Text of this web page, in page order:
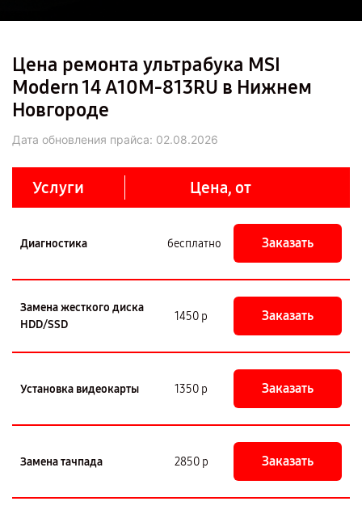
Цена ремонта ультрабука MSI
Modern 14 A10M-813RU в Нижнем
Новгороде
Дата обновления прайса: 02.08.2026
Услуги Цена, от
Диагностика бесплатно Заказать
Замена жесткого диска
HDD/SSD
1450 р Заказать
Установка видеокарты 1350 р Заказать
Замена тачпада 2850 р Заказать